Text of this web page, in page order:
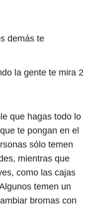
demás te
la gente te mira 2
que hagas todo lo
te pongan en el
sólo temen
mientras que
como las cajas
temen un
bromas con